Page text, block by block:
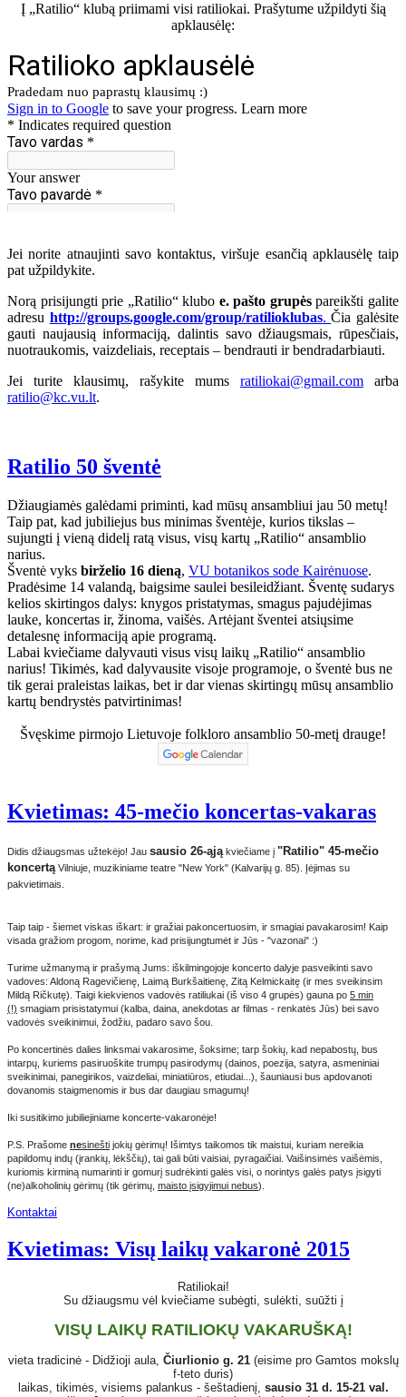
Į „Ratilio“ klubą priimami visi ratiliokai. Prašytume užpildyti šią
apklausėlę:
Jei norite atnaujinti savo kontaktus, viršuje esančią apklausėlę taip
pat užpildykite.
Norą prisijungti prie „Ratilio“ klubo e. pašto grupėspareikšti galite
adresu http://groups.google.com/group/ratilioklubas.Čia galėsite
gauti naujausią informaciją, dalintis savo džiaugsmais, rūpesčiais,
nuotraukomis, vaizdeliais, receptais – bendrauti ir bendradarbiauti.
Jei turite klausimų, rašykite mums ratiliokai@gmail.com arba
ratilio@kc.vu.lt.
Ratilio 50 šventė
Džiaugiamės galėdami priminti, kad mūsų ansambliui jau 50 metų!
Taip pat, kad jubiliejus bus minimas šventėje, kurios tikslas –
sujungti į vieną didelį ratą visus, visų kartų „Ratilio“ ansamblio
narius.
Šventė vyks birželio 16 dieną, VU botanikos sode Kairėnuose.
Pradėsime 14 valandą, baigsime saulei besileidžiant. Šventę sudarys
kelios skirtingos dalys: knygos pristatymas, smagus pajudėjimas
lauke, koncertas ir, žinoma, vaišės. Artėjant šventei atsiųsime
detalesnę informaciją apie programą.
Labai kviečiame dalyvauti visus visų laikų „Ratilio“ ansamblio
narius! Tikimės, kad dalyvausite visoje programoje, o šventė bus ne
tik gerai praleistas laikas, bet ir dar vienas skirtingų mūsų ansamblio
kartų bendrystės patvirtinimas!
Švęskime pirmojo Lietuvoje folkloro ansamblio 50-metį drauge!
Kvietimas: 45-mečio koncertas-vakaras
Didis džiaugsmas užtekėjo! Jau sausio 26-ąją kviečiame į "Ratilio" 45-mečio
koncertą Vilniuje, muzikiniame teatre "New York" (Kalvarijų g. 85). Įėjimas su
pakvietimais.
Taip taip - šiemet viskas iškart: ir gražiai pakoncertuosim, ir smagiai pavakarosim! Kaip
visada gražiom progom, norime, kad prisijungtumėt ir Jūs - "vazonai" :)
Turime užmanymą ir prašymą Jums: iškilmingojoje koncerto dalyje pasveikinti savo
vadoves: Aldoną Ragevičienę, Laimą Burkšaitienę, Zitą Kelmickaitę (ir mes sveikinsim
Mildą Ričkutę). Taigi kiekvienos vadovės ratiliukai (iš viso 4 grupės) gauna po 5 min
(!) smagiam prisistatymui (kalba, daina, anekdotas ar filmas - renkatės Jūs) bei savo
vadovės sveikinimui, žodžiu, padaro savo šou.
Po koncertinės dalies linksmai vakarosime, šoksime; tarp šokių, kad nepabostų, bus
intarpų, kuriems pasiruoškite trumpų pasirodymų (dainos, poezija, satyra, asmeniniai
sveikinimai, panegirikos, vaizdeliai, miniatiūros, etiudai...), šauniausi bus apdovanoti
dovanomis staigmenomis ir bus dar daugiau smagumų!
Iki susitikimo jubiliejiniame koncerte-vakaronėje!
P.S. Prašome nesinešti jokių gėrimų! Išimtys taikomos tik maistui, kuriam nereikia
papildomų indų (įrankių, lėkščių), tai gali būti vaisiai, pyragaičiai. Vaišinsimės vaišėmis,
kuriomis kirminą numarinti ir gomurį sudrėkinti galės visi, o norintys galės patys įsigyti
(ne)alkoholinių gėrimų (tik gėrimų, maisto įsigyjimui nebus).
Kontaktai
Kvietimas: Visų laikų vakaronė 2015
Ratiliokai!
Su džiaugsmu vėl kviečiame subėgti, sulėkti, suūžti į
VISŲ LAIKŲ RATILIOKŲ VAKARUŠKĄ!
vieta tradicinė - Didžioji aula, Čiurlionio g. 21(eisime pro Gamtos mokslų
f-teto duris)
laikas, tikimės, visiems palankus - šeštadienį, sausio 31 d. 15-21 val.